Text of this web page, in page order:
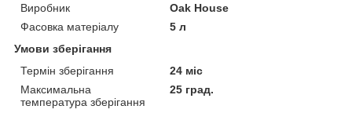
Виробник
Oak House
Фасовка матеріалу
5 л
Умови зберігання
Термін зберігання
24 міс
Максимальна
температура зберігання
25 град.